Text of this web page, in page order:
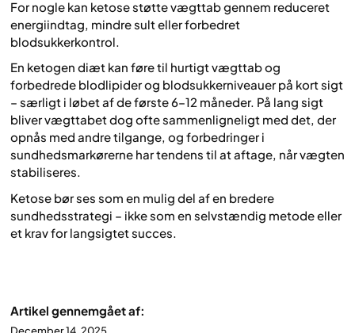
For nogle kan ketose støtte vægttab gennem reduceret
energiindtag, mindre sult eller forbedret
blodsukkerkontrol.
En ketogen diæt kan føre til hurtigt vægttab og
forbedrede blodlipider og blodsukkerniveauer på kort sigt
– særligt i løbet af de første 6–12 måneder. På lang sigt
bliver vægttabet dog ofte sammenligneligt med det, der
opnås med andre tilgange, og forbedringer i
sundhedsmarkørerne har tendens til at aftage, når vægten
stabiliseres.
Ketose bør ses som en mulig del af en bredere
sundhedsstrategi – ikke som en selvstændig metode eller
et krav for langsigtet succes.
Artikel gennemgået af: